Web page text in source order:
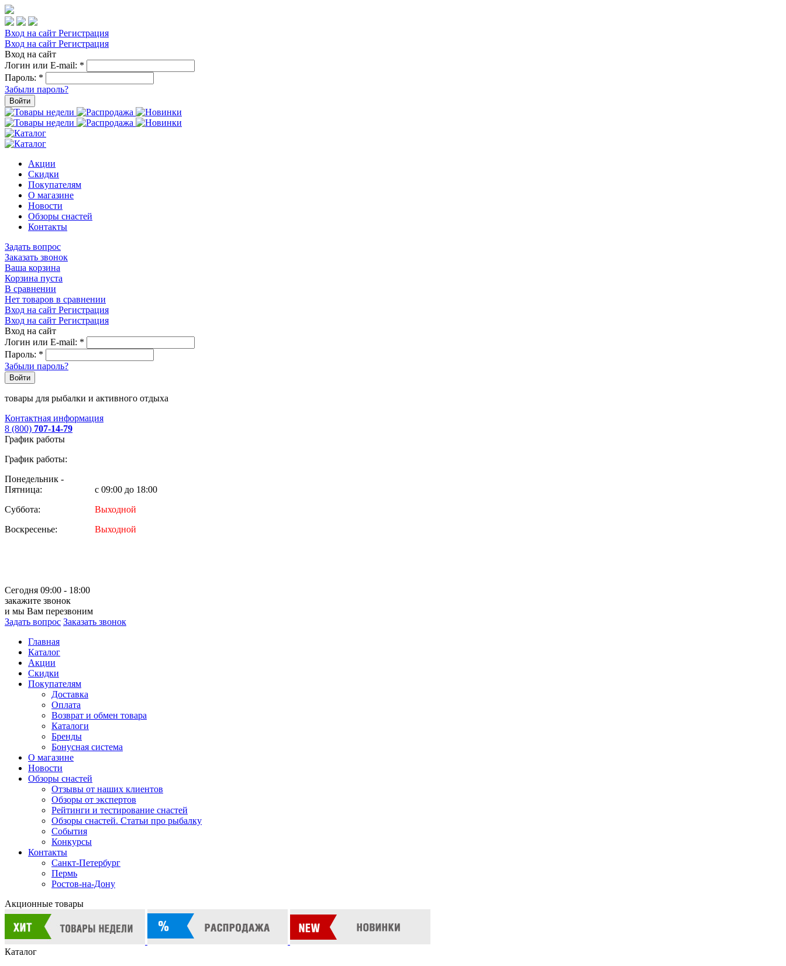
Вход на сайт Регистрация
Вход на сайт Регистрация
Вход на сайт
Логин или E-mail: *
Пароль: *
Забыли пароль?
Войти
Акции
Скидки
Покупателям
О магазине
Новости
Обзоры снастей
Контакты
Задать вопрос
Заказать звонок
Ваша корзина
Корзина пуста
В сравнении
Нет товаров в сравнении
Вход на сайт Регистрация
Вход на сайт Регистрация
Вход на сайт
Логин или E-mail: *
Пароль: *
Забыли пароль?
Войти
товары для рыбалки и активного отдыха
Контактная информация
8 (800) 707-14-79
График работы
График работы:
Понедельник -
Пятница:
с 09:00 до 18:00
Суббота:
Выходной
Воскресенье:
Выходной
Сегодня 09:00 - 18:00
закажите звонок
и мы Вам перезвоним
Задать вопрос Заказать звонок
Главная
Каталог
Акции
Скидки
Покупателям
Доставка
Оплата
Возврат и обмен товара
Каталоги
Бренды
Бонусная система
О магазине
Новости
Обзоры снастей
Отзывы от наших клиентов
Обзоры от экспертов
Рейтинги и тестирование снастей
Обзоры снастей. Статьи про рыбалку
События
Конкурсы
Контакты
Санкт-Петербург
Пермь
Ростов-на-Дону
Акционные товары
Каталог